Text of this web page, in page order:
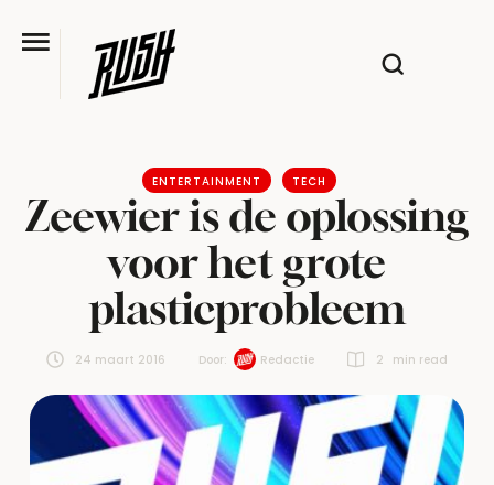
ENTERTAINMENT TECH
Zeewier is de oplossing
voor het grote
plasticprobleem
24 maart 2016 Door: Redactie 2 min read